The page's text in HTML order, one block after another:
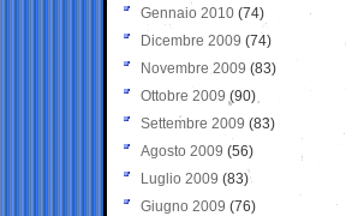
Gennaio 2010 (74)
Dicembre 2009 (74)
Novembre 2009 (83)
Ottobre 2009 (90)
Settembre 2009 (83)
Agosto 2009 (56)
Luglio 2009 (83)
Giugno 2009 (76)